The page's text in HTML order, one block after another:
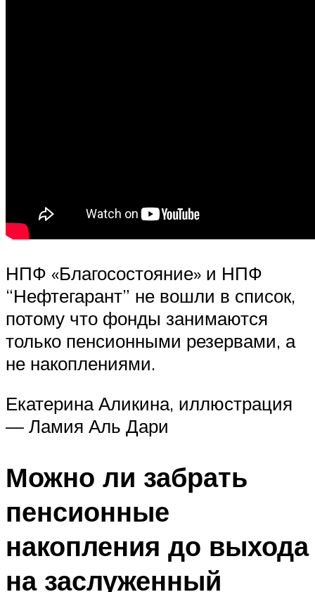
НПФ «Благосостояние» и НПФ
“Нефтегарант” не вошли в список,
потому что фонды занимаются
только пенсионными резервами, а
не накоплениями.
Екатерина Аликина, иллюстрация
— Ламия Аль Дари
Можно ли забрать
пенсионные
накопления до выхода
на заслуженный